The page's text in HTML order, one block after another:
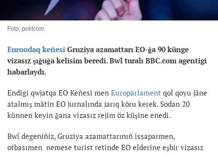
Foto: politcom
Euroodaq keñesi Gruziya azamattarı EO-ğa 90 künge
vizasız şığuğa kelisim beredi. Bwl turalı BBC.com agentigi
habarlaydı.
Endigi qwjatqa EO Keñesi men Europarlament qol qoyu jäne
atalmış mätin EO jurnalında jarıq köru kerek. Sodan 20
künnen keyin ğana vizasız rejim öz küşine enedi.
Bwl degeniñiz, Gruziya azamattarınıñ issaparmen,
otbasımen nemese turist retinde EO elderine eşbir vizasız